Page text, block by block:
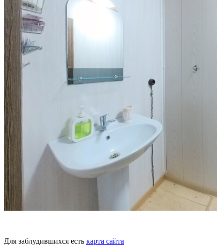
Для заблудившихся есть карта сайта